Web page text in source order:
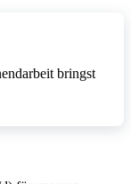
bringst